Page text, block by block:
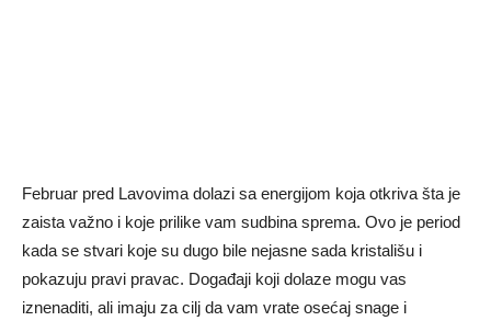
Februar pred Lavovima dolazi sa energijom koja otkriva šta je
zaista važno i koje prilike vam sudbina sprema. Ovo je period
kada se stvari koje su dugo bile nejasne sada kristališu i
pokazuju pravi pravac. Događaji koji dolaze mogu vas
iznenaditi, ali imaju za cilj da vam vrate osećaj snage i